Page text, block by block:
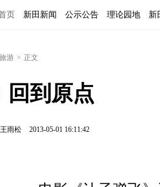
页 新田新闻 公示公告 理论园地 新
游 > 正文
回到原点
雨松 2013-05-01 16:11:42